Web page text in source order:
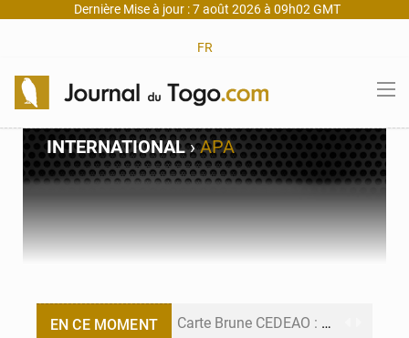
Dernière Mise à jour : 7 août 2026 à 09h02 GMT
FR
INTERNATIONAL›APA
EN CE MOMENT Carte Brune CEDEAO : Lomé mise sur la digitalisation des sinistres